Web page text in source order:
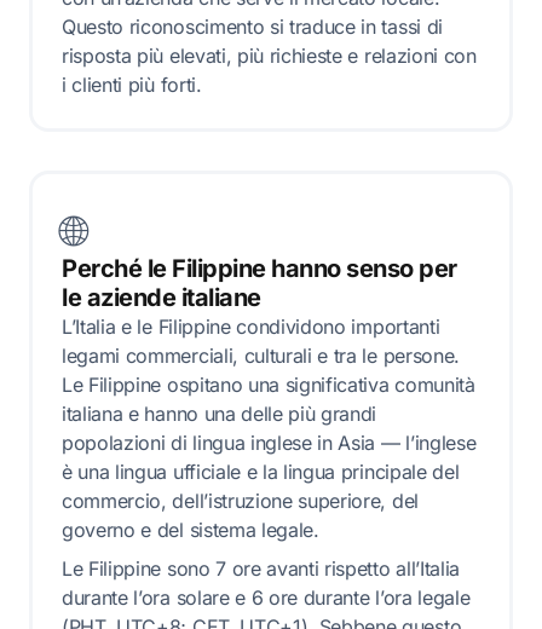
Questo riconoscimento si traduce in tassi di
risposta più elevati, più richieste e relazioni con
i clienti più forti.
🌐
Perché le Filippine hanno senso per
le aziende italiane
L’Italia e le Filippine condividono importanti
legami commerciali, culturali e tra le persone.
Le Filippine ospitano una significativa comunità
italiana e hanno una delle più grandi
popolazioni di lingua inglese in Asia — l’inglese
è una lingua ufficiale e la lingua principale del
commercio, dell’istruzione superiore, del
governo e del sistema legale.
Le Filippine sono 7 ore avanti rispetto all’Italia
durante l’ora solare e 6 ore durante l’ora legale